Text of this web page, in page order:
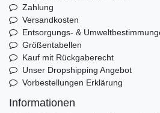
Zahlung
Versandkosten
Entsorgungs- &
Größentabellen
Kauf mit Rückgaberecht
Unser Dropshipping Angebot
Vorbestellungen Erklärung
Informationen